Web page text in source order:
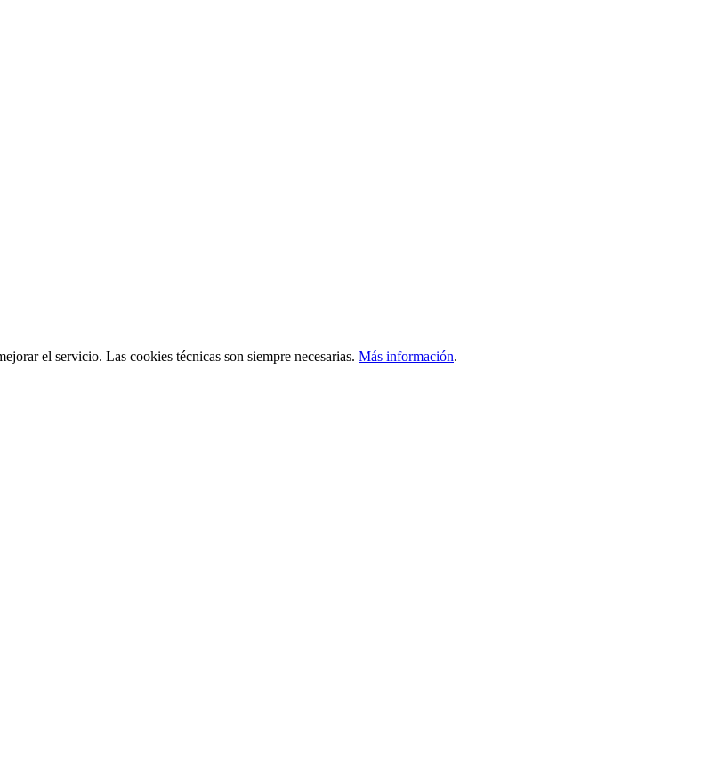
el servicio. Las cookies técnicas son siempre necesarias. Más información.